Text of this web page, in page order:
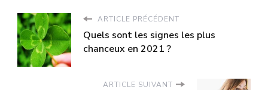
ARTICLE PRÉCÉDENT
Quels sont les signes les plus
chanceux en 2021 ?
ARTICLE SUIVANT